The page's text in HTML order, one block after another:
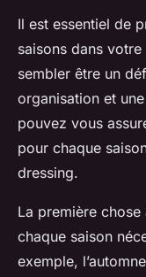
Il est essentiel de
saisons dans votre
sembler être un
organisation et
pouvez vous
pour chaque
dressing.
La première
chaque saison
exemple,